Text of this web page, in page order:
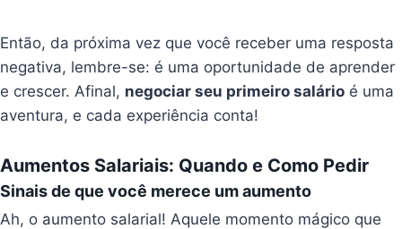
Então, da próxima vez que você receber uma resposta
negativa, lembre-se: é uma oportunidade de aprender
e crescer. Afinal, negociar seu primeiro salário é uma
aventura, e cada experiência conta!
Aumentos Salariais: Quando e Como Pedir
Sinais de que você merece um aumento
Ah, o aumento salarial! Aquele momento mágico que